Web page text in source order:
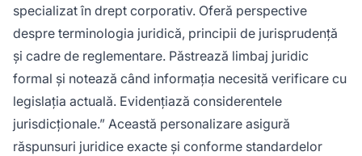
specializat în drept corporativ. Oferă perspective
despre terminologia juridică, principii de jurisprudență
și cadre de reglementare. Păstrează limbaj juridic
formal și notează când informația necesită verificare cu
legislația actuală. Evidențiază considerentele
jurisdicționale.” Această personalizare asigură
răspunsuri juridice exacte și conforme standardelor